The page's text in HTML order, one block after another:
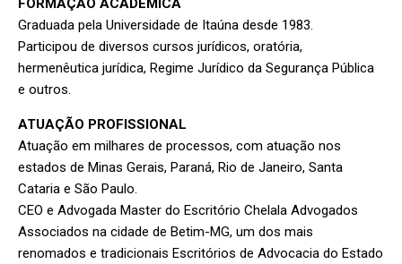
FORMAÇÃO ACADÊMICA
Graduada pela Universidade de Itaúna desde 1983.
Participou de diversos cursos jurídicos, oratória,
hermenêutica jurídica, Regime Jurídico da Segurança Pública
e outros.
ATUAÇÃO PROFISSIONAL
Atuação em milhares de processos, com atuação nos
estados de Minas Gerais, Paraná, Rio de Janeiro, Santa
Cataria e São Paulo.
CEO e Advogada Master do Escritório Chelala Advogados
Associados na cidade de Betim-MG, um dos mais
renomados e tradicionais Escritórios de Advocacia do Estado